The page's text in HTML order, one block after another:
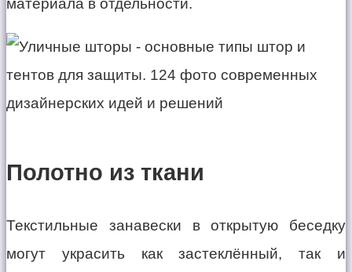
материала в отдельности.
Полотно из ткани
Текстильные занавески в открытую беседку
могут украсить как застеклённый, так и